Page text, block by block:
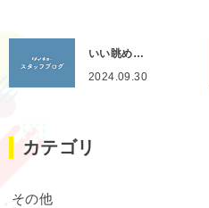
いい眺め…
2024.09.30
カテゴリ
その他